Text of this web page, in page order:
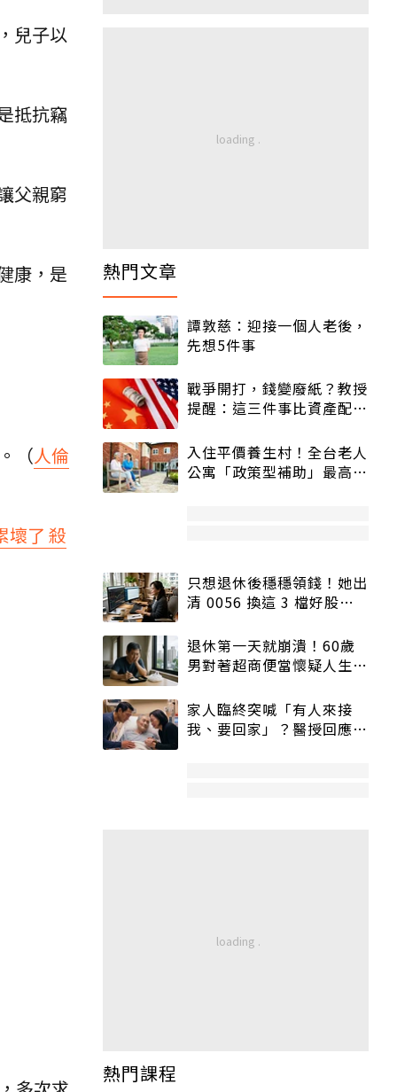
兒子以
抵抗竊
父親窮
康，是
（人倫
壞了 殺
熱門文章
譚敦慈：迎接一個人老後，
先想5件事
戰爭開打，錢變廢紙？教授
提醒：這三件事比資產配置
入住平價養生村！全台老人
公寓「政策型補助」最高打
只想退休後穩穩領錢！她出
清 0056 換這 3 檔好股：
退休第一天就崩潰！60歲
男對著超商便當懷疑人生
家人臨終突喊「有人來接
我、要回家」？醫授回應方
熱門課程